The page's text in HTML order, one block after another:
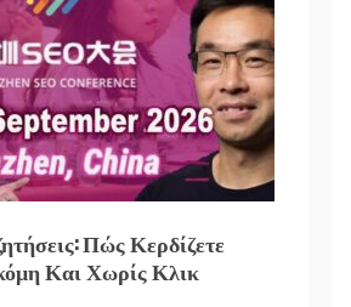
Πώς Κερδίζετε
Και Χωρίς Κλικ